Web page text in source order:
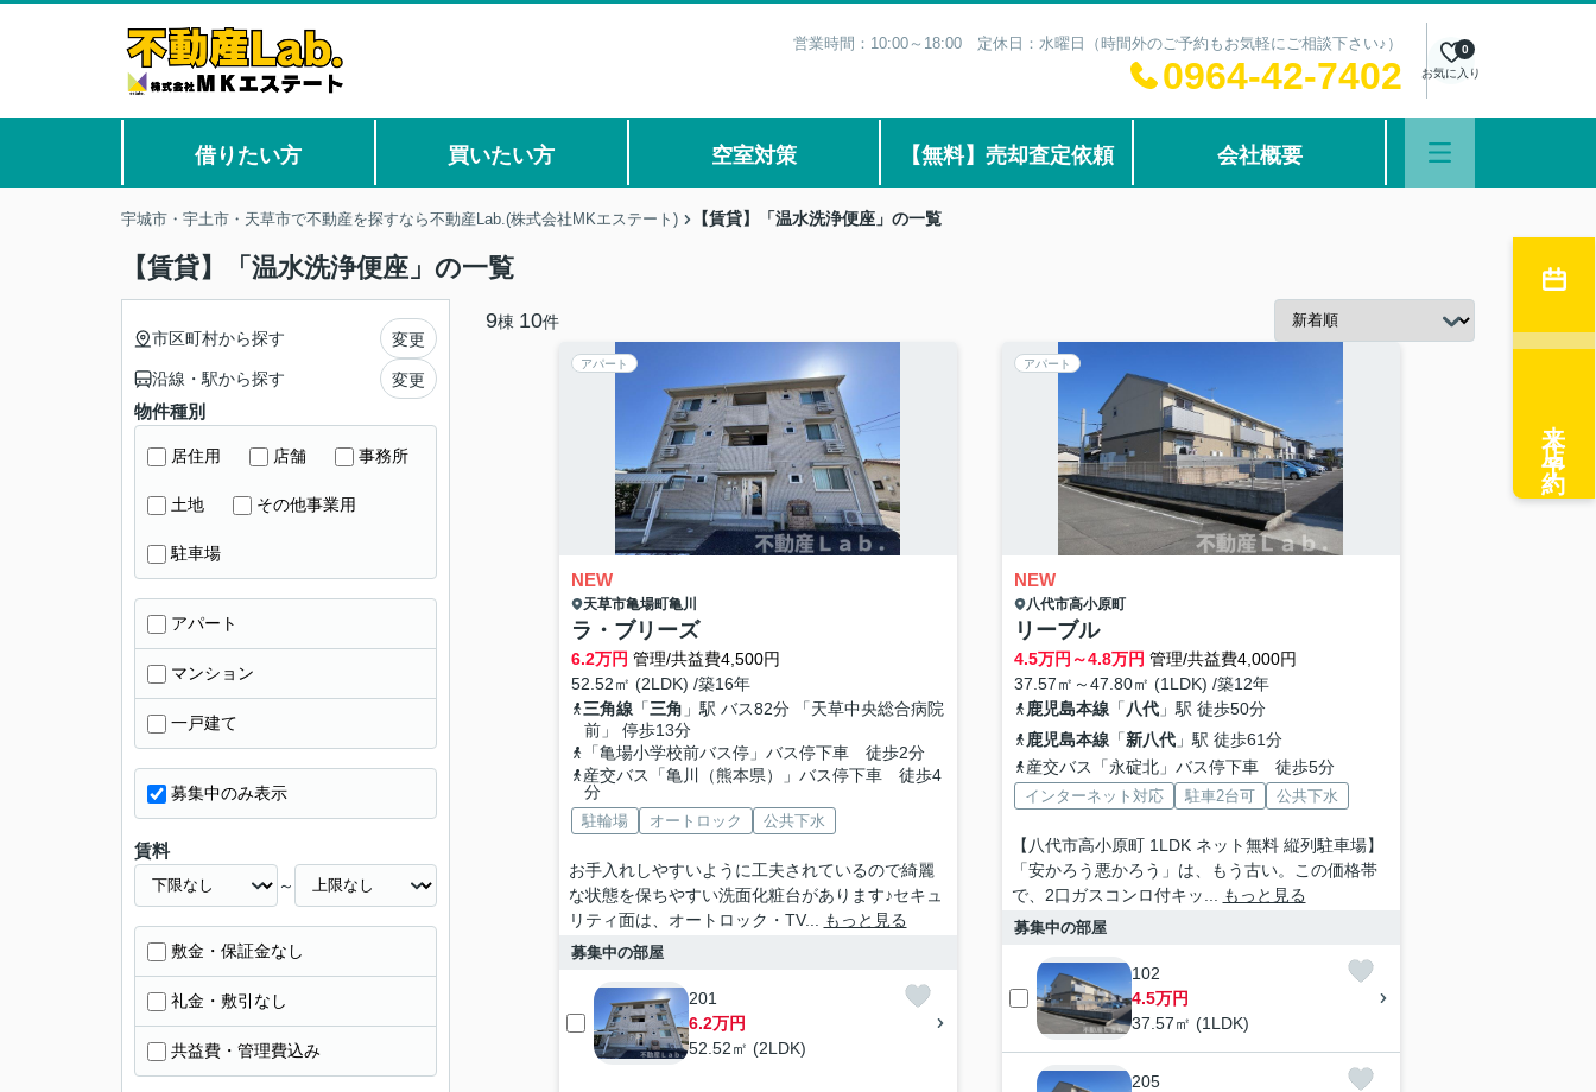
営業時間：10:00～18:00 定休日：水曜日（時間外のご予約もお気軽にご相談下さい♪）
0964-42-7402 お気に入り
0
借りたい方 買いたい方 空室対策 【無料】売却査定依頼 会社概要
宇城市・宇土市・天草市で不動産を探すなら不動産Lab.(株式会社MKエステート) 【賃貸】「温水洗浄便座」の一覧
【賃貸】「温水洗浄便座」の一覧
9棟 10件
アパート
NEW
天草市亀場町亀川
ラ・ブリーズ
6.2万円 管理/共益費4,500円
52.52㎡ (2LDK) /築16年
三角線「三角 」駅 バス82分 「天草中央総合病院
前」 停歩13分
「亀場小学校前バス停」バス停下車 徒歩2分
産交バス「亀川（熊本県）」バス停下車 徒歩4
分
駐輪場 オートロック 公共下水
お手入れしやすいように工夫されているので綺麗
な状態を保ちやすい洗面化粧台があります♪セキュ
リティ面は、オートロック・TV...
もっと見る
募集中の部屋
201
6.2万円
52.52㎡ (2LDK)
アパート
NEW
八代市高小原町
リーブル
4.5万円～4.8万円 管理/共益費4,000円
37.57㎡～47.80㎡ (1LDK) /築12年
鹿児島本線「 八代」駅 徒歩50分
鹿児島本線「新八代」駅 徒歩61分
産交バス「永碇北」バス停下車 徒歩5分
インターネット対応 駐車2台可 公共下水
【八代市高小原町 1LDK ネット無料 縦列駐車場】
「安かろう悪かろう」は、もう古い。この価格帯
で、2口ガスコンロ付キッ...
もっと見る
募集中の部屋
102
4.5万円
37.57㎡ (1LDK)
205
市区町村から探す 変更
沿線・駅から探す 変更
物件種別
居住用 店舗 事務所
土地 その他事業用
駐車場
アパート
マンション
一戸建て
募集中のみ表示
賃料
～
敷金・保証金なし
礼金・敷引なし
共益費・管理費込み
来店予約